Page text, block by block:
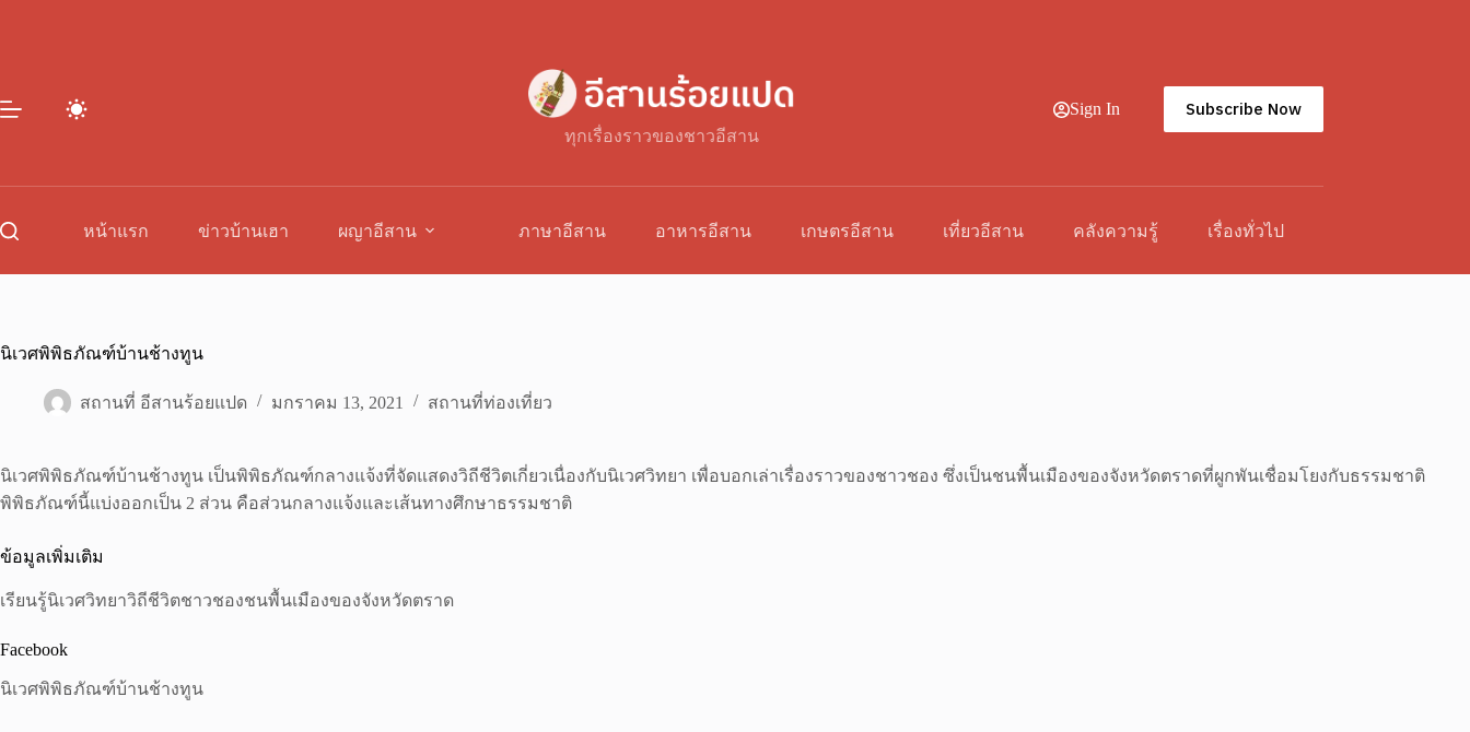
ทุกเรื่องราวของชาวอีสาน
Sign In Subscribe Now
หน้าแรก ข่าวบ้านเฮา ผญาอีสาน ภาษาอีสาน อาหารอีสาน เกษตรอีสาน เที่ยวอีสาน คลังความรู้ เรื่องทั่วไป
นิเวศพิพิธภัณฑ์บ้านช้างทูน
สถานที่ อีสานร้อยแปด มกราคม 13, 2021 สถานที่ท่องเที่ยว
นิเวศพิพิธภัณฑ์บ้านช้างทูน เป็นพิพิธภัณฑ์กลางแจ้งที่จัดแสดงวิถีชีวิตเกี่ยวเนื่องกับนิเวศวิทยา เพื่อบอกเล่าเรื่องราวของชาวชอง ซึ่งเป็นชนพื้นเมืองของจังหวัดตราดที่ผูกพันเชื่อมโยงกับธรรมชาติ
พิพิธภัณฑ์นี้แบ่งออกเป็น 2 ส่วน คือส่วนกลางแจ้งและเส้นทางศึกษาธรรมชาติ
ข้อมูลเพิ่มเติม
เรียนรู้นิเวศวิทยาวิถีชีวิตชาวชองชนพื้นเมืองของจังหวัดตราด
Facebook
นิเวศพิพิธภัณฑ์บ้านช้างทูน